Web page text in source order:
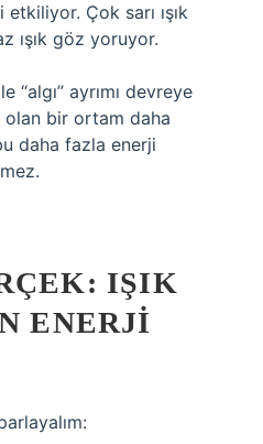
Çok sarı ışık
ışık göz yoruyor.
“algı” ayrımı devreye
olan bir ortam daha
daha fazla enerji
IŞIK
ENERJI